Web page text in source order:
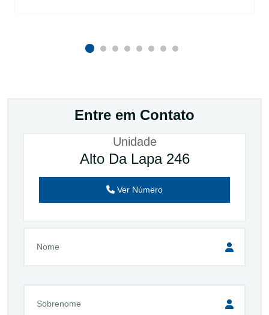
Entre em Contato
Unidade
Alto Da Lapa 246
Ver Número